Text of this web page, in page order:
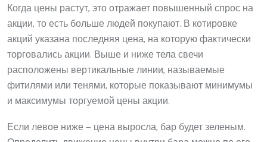
Когда цены растут, это отражает повышенный спрос на
акции, то есть больше людей покупают. В котировке
акций указана последняя цена, на которую фактически
торговались акции. Выше и ниже тела свечи
расположены вертикальные линии, называемые
фитилями или тенями, которые показывают минимумы
и максимумы торгуемой цены акции.
Если левое ниже — цена выросла, бар будет зеленым.